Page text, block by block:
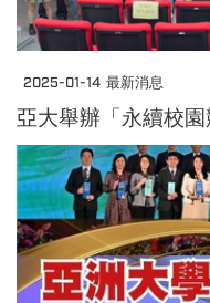
2025-01-14 最新消息
亞大舉辦「永續校